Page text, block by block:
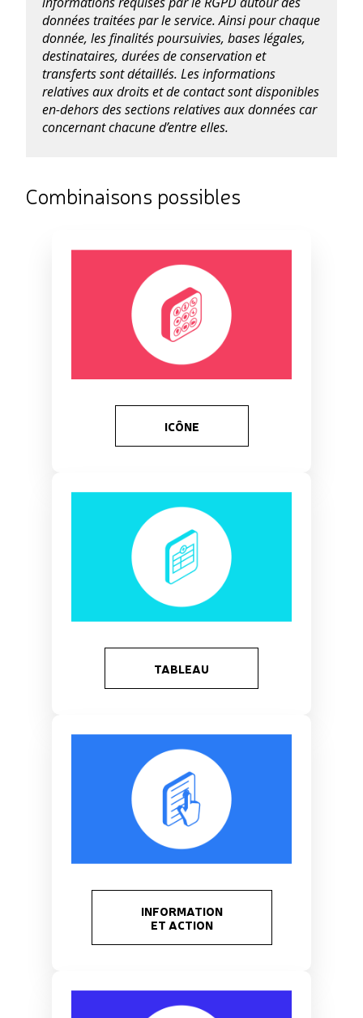
données traitées par le service. Ainsi pour chaque
donnée, les finalités poursuivies, bases légales,
destinataires, durées de conservation et
transferts sont détaillés. Les informations
relatives aux droits et de contact sont disponibles
en-dehors des sections relatives aux données car
concernant chacune d’entre elles.
Combinaisons possibles
ICÔNE
TABLEAU
INFORMATION
ET ACTION